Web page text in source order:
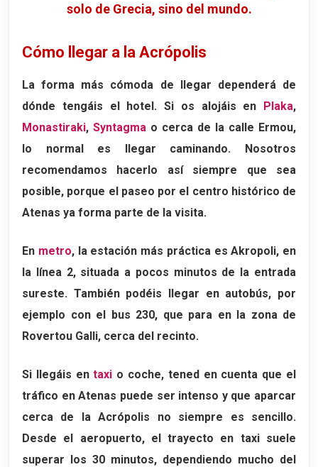
solo de Grecia, sino del mundo.
Cómo llegar a la Acrópolis
La forma más cómoda de llegar dependerá de
dónde tengáis el hotel. Si os alojáis en Plaka,
Monastiraki, Syntagma o cerca de la calle Ermou,
lo normal es llegar caminando. Nosotros
recomendamos hacerlo así siempre que sea
posible, porque el paseo por el centro histórico de
Atenas ya forma parte de la visita.
En metro, la estación más práctica esAkropoli, en
la línea 2, situada a pocos minutos de la entrada
sureste. También podéis llegar en autobús, por
ejemplo con el bus 230, que para en la zona de
Rovertou Galli, cerca del recinto.
Si llegáis entaxi o coche, tened en cuenta que el
tráfico en Atenas puede ser intenso y que aparcar
cerca de la Acrópolis no siempre es sencillo.
Desde el aeropuerto, el trayecto en taxi suele
superar los 30 minutos, dependiendo mucho del